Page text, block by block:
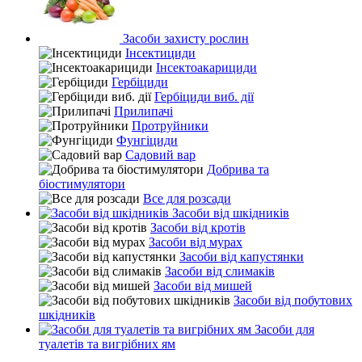
Засоби захисту рослин
Інсектициди
Інсектоакарициди
Гербіциди
Гербіциди виб. дії
Прилипачі
Протруйники
Фунгіциди
Садовий вар
Добрива та
біостимулятори
Все для розсади
Засоби від шкідників
Засоби від кротів
Засоби від мурах
Засоби від капустянки
Засоби від слимаків
Засоби від мишей
Засоби від побутових
шкідників
Засоби для
туалетів та вигрібних ям